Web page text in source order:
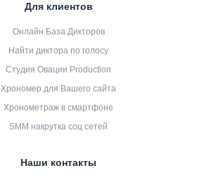
Для клиентов
Онлайн База Дикторов
Найти диктора по голосу
Студия Овации Production
Хрономер для Вашего сайта
Хронометраж в смартфоне
SMM накрутка соц сетей
Наши контакты